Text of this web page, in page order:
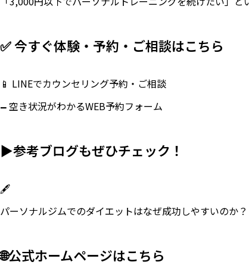
✅ 今すぐ体験・予約・ご相談はこちら
📱 LINEでカウンセリング予約・ご相談
🗕空き状況がわかるWEB予約フォーム
▶参考ブログもぜひチェック！
🖋
パーソナルジムでのダイエットはなぜ成功しやすいのか？
🌐公式ホームページはこちら